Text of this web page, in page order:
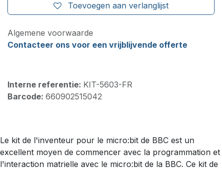
Toevoegen aan verlanglijst
Algemene voorwaarde
Contacteer ons voor een vrijblijvende offerte
Interne referentie: KIT-5603-FR
Barcode: 660902515042
Le kit de l'inventeur pour le micro:bit de BBC est un
excellent moyen de commencer avec la programmation et
l'interaction matrielle avec le micro:bit de la BBC. Ce kit de